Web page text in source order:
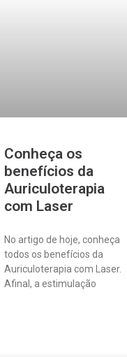
Conheça os
benefícios da
Auriculoterapia
com Laser
No artigo de hoje, conheça
todos os benefícios da
Auriculoterapia com Laser.
Afinal, a estimulação